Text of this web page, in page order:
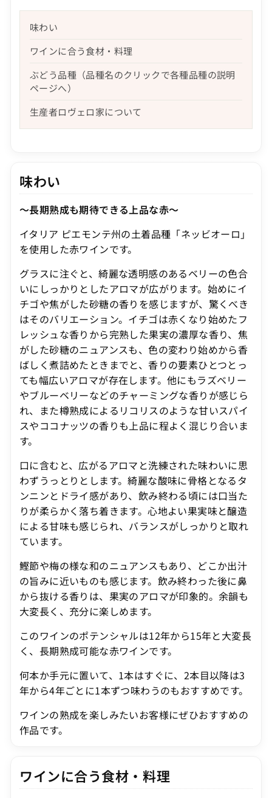
味わい
ワインに合う食材・料理
ぶどう品種（品種名のクリックで各種品種の説明
ページへ）
生産者ロヴェロ家について
味わい
～長期熟成も期待できる上品な赤～
イタリア ピエモンテ州の土着品種「ネッビオーロ」
を使用した赤ワインです。
グラスに注ぐと、綺麗な透明感のあるベリーの色合
いにしっかりとしたアロマが広がります。始めにイ
チゴや焦がした砂糖の香りを感じますが、驚くべき
はそのバリエーション。イチゴは赤くなり始めたフ
レッシュな香りから完熟した果実の濃厚な香り、焦
がした砂糖のニュアンスも、色の変わり始めから香
ばしく煮詰めたときまでと、香りの要素ひとつとっ
ても幅広いアロマが存在します。他にもラズベリー
やブルーベリーなどのチャーミングな香りが感じら
れ、また樽熟成によるリコリスのような甘いスパイ
スやココナッツの香りも上品に程よく混じり合いま
す。
口に含むと、広がるアロマと洗練された味わいに思
わずうっとりとします。綺麗な酸味に骨格となるタ
ンニンとドライ感があり、飲み終わる頃には口当た
りが柔らかく落ち着きます。心地よい果実味と醸造
による甘味も感じられ、バランスがしっかりと取れ
ています。
鰹節や梅の様な和のニュアンスもあり、どこか出汁
の旨みに近いものも感じます。飲み終わった後に鼻
から抜ける香りは、果実のアロマが印象的。余韻も
大変長く、充分に楽しめます。
このワインのポテンシャルは12年から15年と大変長
く、長期熟成可能な赤ワインです。
何本か手元に置いて、1本はすぐに、2本目以降は3
年から4年ごとに1本ずつ味わうのもおすすめです。
ワインの熟成を楽しみたいお客様にぜひおすすめの
作品です。
ワインに合う食材・料理